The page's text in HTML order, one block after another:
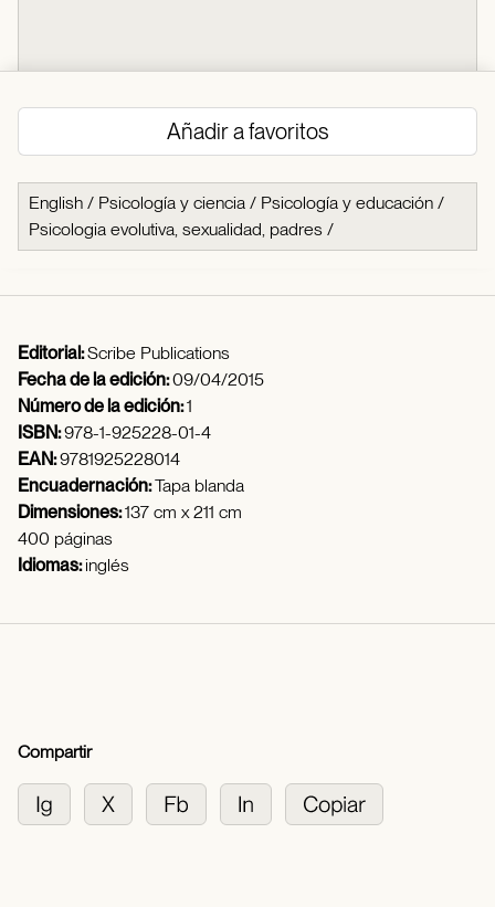
Añadir a favoritos
English / Psicología y ciencia / Psicología y educación /
Psicologia evolutiva, sexualidad, padres /
Editorial:Scribe Publications
Fecha de la edición:09/04/2015
Número de la edición:1
ISBN:978-1-925228-01-4
EAN:9781925228014
Encuadernación:Tapa blanda
Dimensiones:137 cm x 211 cm
400 páginas
Idiomas:inglés
Compartir